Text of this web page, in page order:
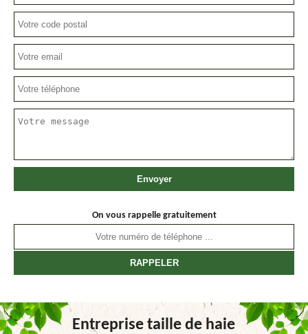
On vous rappelle gratuitement
Entreprise taille de haie